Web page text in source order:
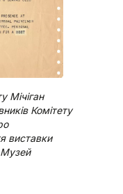
Мічіган
Комітету
виставки
Музей